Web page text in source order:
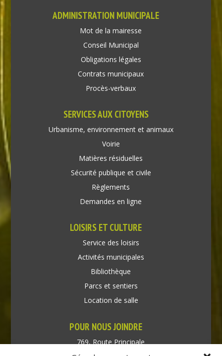
ADMINISTRATION MUNICIPALE
Mot de la mairesse
Conseil Municipal
Obligations légales
Contrats municipaux
Procès-verbaux
SERVICES AUX CITOYENS
Urbanisme, environnement et animaux
Voirie
Matières résiduelles
Sécurité publique et civile
Règlements
Demandes en ligne
LOISIRS ET CULTURE
Service des loisirs
Activités municipales
Bibliothèque
Parcs et sentiers
Location de salle
POUR NOUS JOINDRE
769, Route Principale
Très-Saint-Rédempteur